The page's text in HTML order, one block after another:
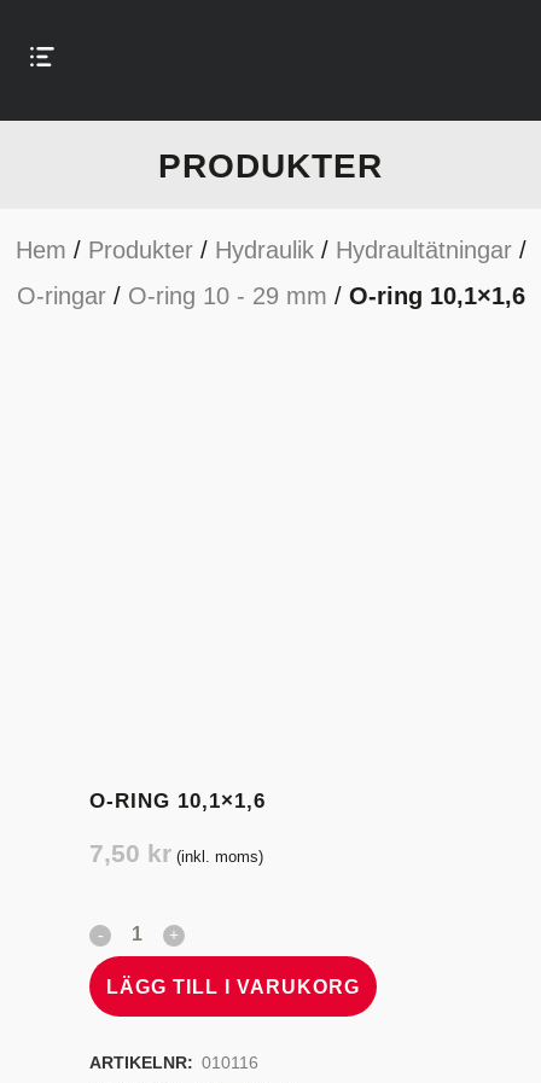
PRODUKTER
Hem / Produkter/ Hydraulik/ Hydraultätningar/
O-ringar/ O-ring 10 - 29 mm / O-ring 10,1×1,6
O-RING 10,1×1,6
7,50 kr (inkl. moms)
LÄGG TILL I VARUKORG
ARTIKELNR: 010116